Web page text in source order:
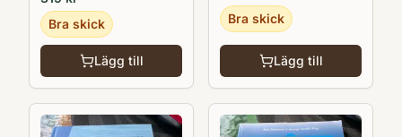
Bra skick
Lägg till
Bra skick
Lägg till